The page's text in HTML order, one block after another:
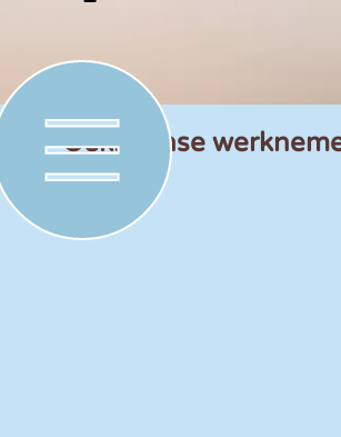
Oekraïense